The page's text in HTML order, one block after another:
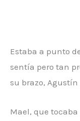
Estaba a punto
sentía pero tan
su brazo,
Mael, que